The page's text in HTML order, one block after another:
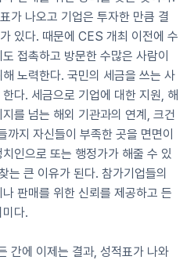
가 나오고 기업은 투자한 만큼 결
있다. 때문에 CES 개최 이전에 수
접촉하고 방문한 수많은 사람이
노력한다. 국민의 세금을 쓰는 사
다. 세금으로 기업에 대한 지원, 해
를 넘는 해외 기관과의 연계, 크건
지 자신들이 부족한 곳을 면면이
인으로 또는 행정가가 해줄 수 있
는 큰 이유가 된다. 참가기업들의
판매를 위한 신뢰를 제공하고 든
다.
간에 이제는 결과, 성적표가 나와